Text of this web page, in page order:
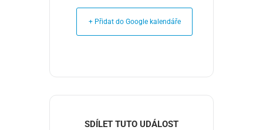
+ Přidat do Google kalendáře
SDÍLET TUTO UDÁLOST